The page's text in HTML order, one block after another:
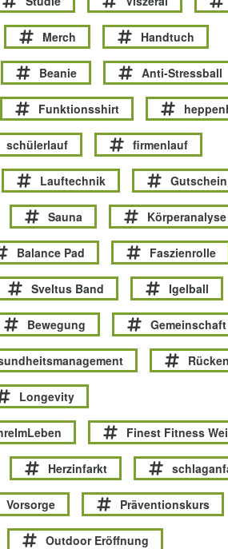
Merch Handtuch
Beanie Anti-Stressball
Funktionsshirt
schülerlauf firmenlauf
Lauftechnik Gutschein
Sauna Körperanalyse
Balance Pad Faszienrolle
Sveltus Band Igelball
Bewegung Gemeinschaft
Longevity
Finest Fitness
Herzinfarkt
Vorsorge Präventionskurs
Outdoor Eröffnung